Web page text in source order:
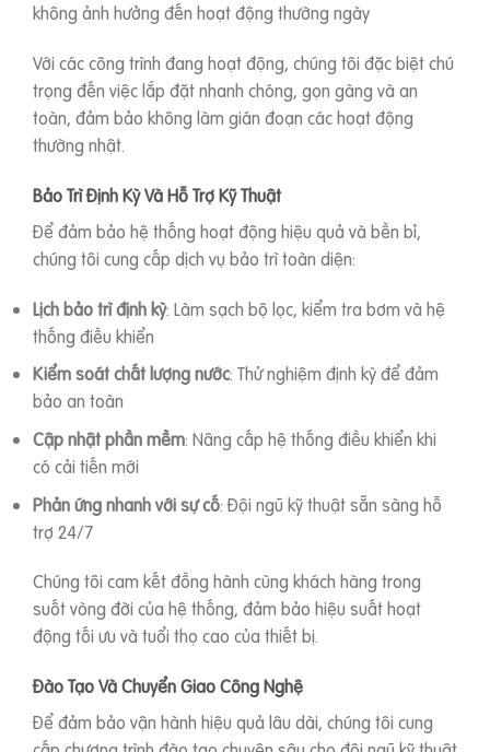
không ảnh hưởng đến hoạt động thường ngày
Với các công trình đang hoạt động, chúng tôi đặc biệt chú
trọng đến việc lắp đặt nhanh chóng, gọn gàng và an
toàn, đảm bảo không làm gián đoạn các hoạt động
thường nhật.
Bảo Trì Định Kỳ Và Hỗ Trợ Kỹ Thuật
Để đảm bảo hệ thống hoạt động hiệu quả và bền bỉ,
chúng tôi cung cấp dịch vụ bảo trì toàn diện:
Lịch bảo trì định kỳ: Làm sạch bộ lọc, kiểm tra bơm và hệ
thống điều khiển
Kiểm soát chất lượng nước: Thử nghiệm định kỳ để đảm
bảo an toàn
Cập nhật phần mềm: Nâng cấp hệ thống điều khiển khi
có cải tiến mới
Phản ứng nhanh với sự cố: Đội ngũ kỹ thuật sẵn sàng hỗ
trợ 24/7
Chúng tôi cam kết đồng hành cùng khách hàng trong
suốt vòng đời của hệ thống, đảm bảo hiệu suất hoạt
động tối ưu và tuổi thọ cao của thiết bị.
Đào Tạo Và Chuyển Giao Công Nghệ
Để đảm bảo vận hành hiệu quả lâu dài, chúng tôi cung